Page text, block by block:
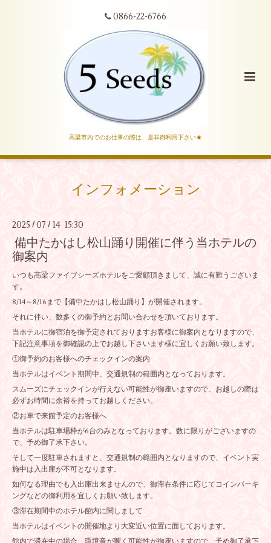
0866-22-6766
高梁市内でのお仕事の際は、是非御利用下さい★
インフォメーション
2025 / 07 / 14 15:30
備中たかはし松山踊り開催に伴う当ホテルの
御案内
いつも高梁ファイブシーズホテルをご愛顧頂きまして、誠に有難うございま
す。
8/14～8/16まで【備中たかはし松山踊り】が開催されます。
それに伴い、数多くの御予約とお問い合わせを頂いております。
当ホテルに御宿泊を御予定されておりますお客様に御案内となりますので、
下記注意事項を御確認の上でお越し下さいます様に宜しくお願い致します。
①御予約のお客様へのチェックインの案内
当ホテルはイベント期間中、交通規制の範囲内となっております。
スムーズにチェックインが行えない可能性が御座いますので、お越しの際は
必ずお時間に余裕を持ってお越しください。
②お車で来館予定のお客様へ
当ホテルは駐車場枠が6台のみとなっております。数に限りがございますの
で、予め御了承下さい。
そして一度駐車されますと、交通規制の範囲内となりますので、イベント実
施中は入出庫が不可となります。
如何なる理由でも入出庫出来ませんので、御滞在条件に応じてコインパーキ
ングなどの御利用を宜しくお願い致します。
③滞在期間中のホテル館内に関しまして
当ホテルはイベントの開催地より大変近い位置に面しております。